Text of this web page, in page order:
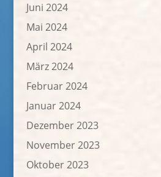
Juni 2024
Mai 2024
April 2024
März 2024
Februar 2024
Januar 2024
Dezember 2023
November 2023
Oktober 2023